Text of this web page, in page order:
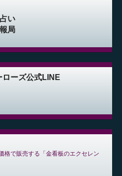
い
局
ローズ公式LINE
格で販売する「金看板のエクセレン